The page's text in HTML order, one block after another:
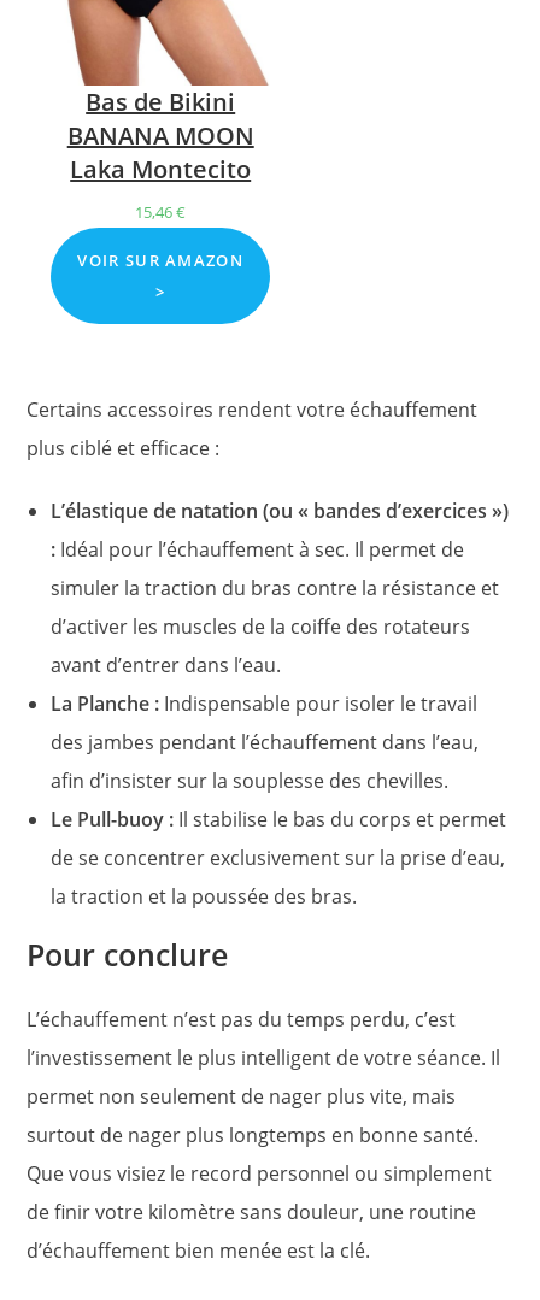
Bas de Bikini
BANANA MOON
Laka Montecito
15,46€
VOIR SUR AMAZON
>
Certains accessoires rendent votre échauffement
plus ciblé et efficace :
L’élastique de natation (ou « bandes d’exercices »)
: Idéal pour l’échauffement à sec. Il permet de
simuler la traction du bras contre la résistance et
d’activer les muscles de la coiffe des rotateurs
avant d’entrer dans l’eau.
La Planche : Indispensable pour isoler le travail
des jambes pendant l’échauffement dans l’eau,
afin d’insister sur la souplesse des chevilles.
Le Pull-buoy : Il stabilise le bas du corps et permet
de se concentrer exclusivement sur la prise d’eau,
la traction et la poussée des bras.
Pour conclure
L’échauffement n’est pas du temps perdu, c’est
l’investissement le plus intelligent de votre séance. Il
permet non seulement de nager plus vite, mais
surtout de nager plus longtemps en bonne santé.
Que vous visiez le record personnel ou simplement
de finir votre kilomètre sans douleur, une routine
d’échauffement bien menée est la clé.